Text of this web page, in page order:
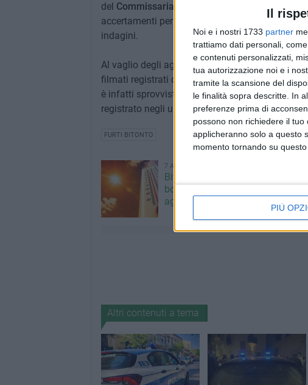
Il
Noi e i nostri 1733 partner
trattiamo dati personali,
e contenuti personalizzati,
tua autorizzazione noi e i
tramite la scansione del
le finalità sopra descritte. In
preferenze prima di
possono non richiedere il
applicheranno solo a questo
momento tornando su
PIÙ
del Commissariato di P.S.
che hanno effettuato
accertamenti per ricostruire la dinamica del
indagini.
Al vaglio degli agenti, a cui è stato denunciato
filmati registrati dalle telecamere di
è infatti sprovvista) che potrebbero aver
registrato negli ultimi giorni a Bitonto.
FURTI BITONTO
7 AGOSTO 2026
Bitonto nella morsa del caldo:
bollino rosso prolungato all'8
agosto
Altri contenuti a tema